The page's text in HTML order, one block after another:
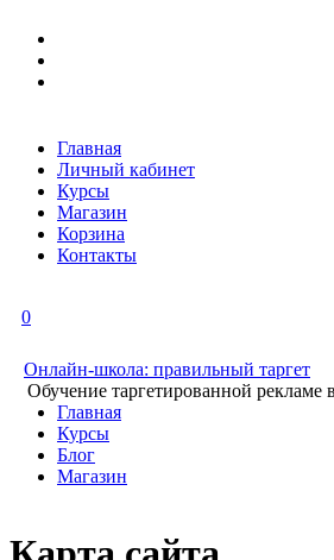
Главная
Личный кабинет
Курсы
Магазин
Корзина
Контакты
0
Онлайн-школа: правильный таргет
Обучение таргетированной рекламе
Главная
Курсы
Блог
Магазин